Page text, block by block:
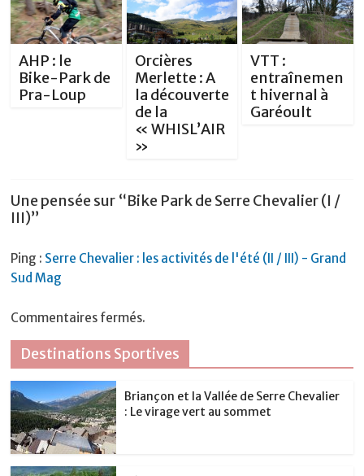
AHP : le
Bike-Park de
Pra-Loup
Orcières
Merlette : A
la découverte
de la
« WHISL’AIR
»
VTT :
entraînemen
t hivernal à
Garéoult
Une pensée sur “Bike Park de Serre Chevalier (I /
III)”
Ping : Serre Chevalier : les activités de l'été (II / III) - Grand
Sud Mag
Commentaires fermés.
Destinations Sportives
Briançon et la Vallée de Serre Chevalier
: Le virage vert au sommet